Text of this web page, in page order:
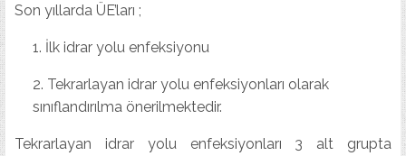
Son yıllarda ÜE’ları ;
İlk idrar yolu enfeksiyonu
Tekrarlayan idrar yolu enfeksiyonları olarak
sınıflandırılma önerilmektedir.
Tekrarlayan idrar yolu enfeksiyonları 3 alt grupta